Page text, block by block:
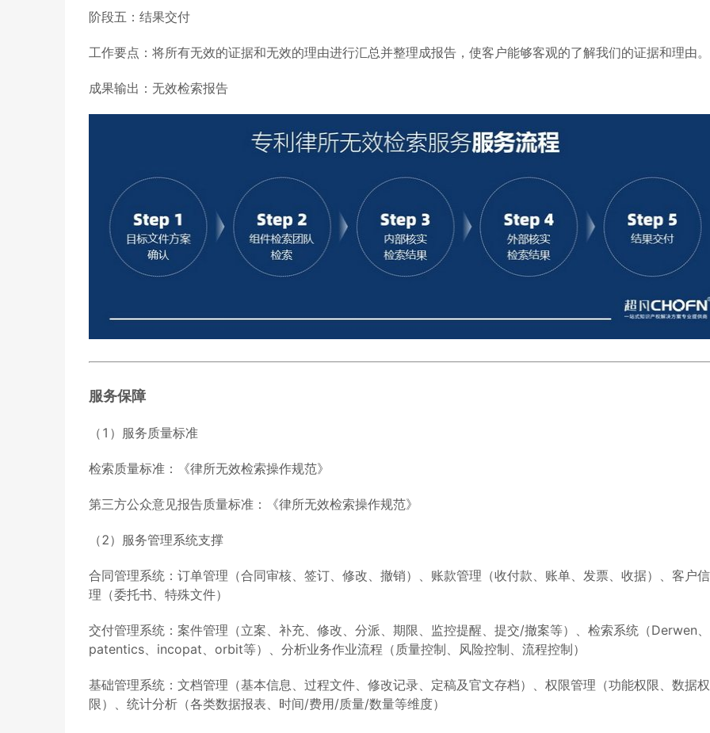
阶段五：结果交付
工作要点：将所有无效的证据和无效的理由进行汇总并整理成报告，使客户能够客观的了解我们的证据和理由。
成果输出：无效检索报告
服务保障
（1）服务质量标准
检索质量标准：《律所无效检索操作规范》
第三方公众意见报告质量标准：《律所无效检索操作规范》
（2）服务管理系统支撑
合同管理系统：订单管理（合同审核、签订、修改、撤销）、账款管理（收付款、账单、发票、收据）、客户
理（委托书、特殊文件）
交付管理系统：案件管理（立案、补充、修改、分派、期限、监控提醒、提交/撤案等）、检索系统（Derwen、
patentics、incopat、orbit等）、分析业务作业流程（质量控制、风险控制、流程控制）
基础管理系统：文档管理（基本信息、过程文件、修改记录、定稿及官文存档）、权限管理（功能权限、数据权
限）、统计分析（各类数据报表、时间/费用/质量/数量等维度）